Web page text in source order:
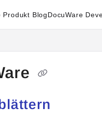
Produkt BlogDocuWare